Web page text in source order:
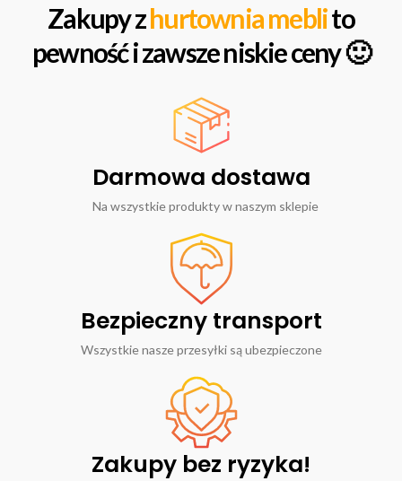
Zakupy zhurtownia meblito
pewność i zawsze niskie ceny 🙂
Darmowa dostawa
Na wszystkie produkty w naszym sklepie
Bezpieczny transport
Wszystkie nasze przesyłki są ubezpieczone
Zakupy bez ryzyka!